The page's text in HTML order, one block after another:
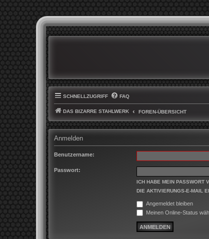
SCHNELLZUGRIFF FAQ
DAS BIZARRE STAHLWERK FOREN-ÜBERSICHT
Anmelden
Benutzername:
Passwort:
ICH HABE MEIN PASSWORT
DIE AKTIVIERUNGS-E-MAIL
Angemeldet bleiben
Meinen Online-Status